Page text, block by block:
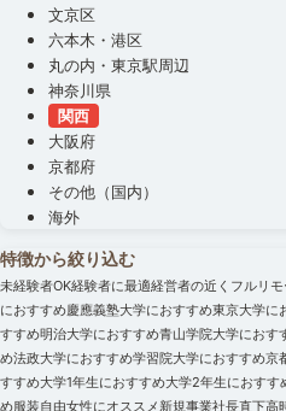
文京区
六本木・港区
丸の内・東京駅周辺
神奈川県
関西
大阪府
京都府
その他（国内）
海外
特徴から絞り込む
未経験者OK経験者に最適経営者の近く フルリ
におすすめ慶應義塾大学におすすめ東京大学に
すすめ明治大学におすすめ青山学院大学におす
め法政大学におすすめ学習院大学におすすめ京
すすめ大学1年生におすすめ大学2年生におすす
め服装自由女性にオススメ新規事業社長直下高